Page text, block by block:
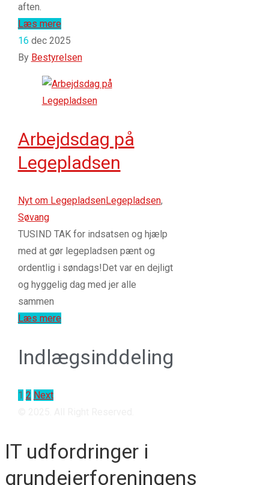
aften.
Læs mere
16 dec 2025
By Bestyrelsen
Arbejdsdag på
Legepladsen
Nyt om LegepladsenLegepladsen,
Søvang
TUSIND TAK for indsatsen og hjælp
med at gør legepladsen pænt og
ordentlig i søndags!Det var en dejligt
og hyggelig dag med jer alle
sammen
Læs mere
Indlægsinddeling
1 2 Next
IT udfordringer i
grundejerforeningens